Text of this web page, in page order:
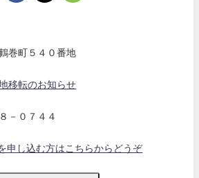
巻町５４０番地
移転のお知らせ
－０７４４
申し込む方はこちらからどうぞ